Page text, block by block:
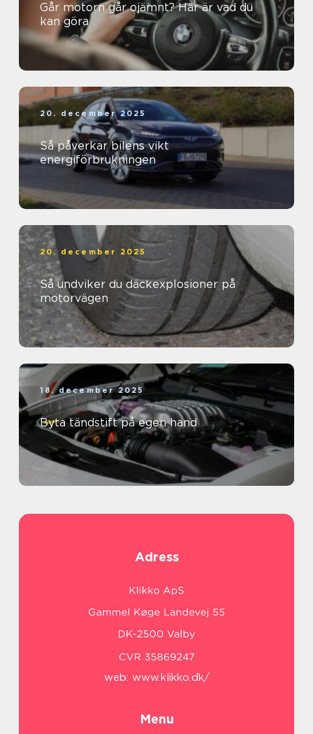
Går motorn går ojämnt? Här är vad du
kan göra
20. december 2025
Så påverkar bilens vikt
energiförbrukningen
20. december 2025
Så undviker du däckexplosioner på
motorvägen
18. december 2025
Byta tändstift på egen hand
Adress
web: www.klikko.dk/
Menu